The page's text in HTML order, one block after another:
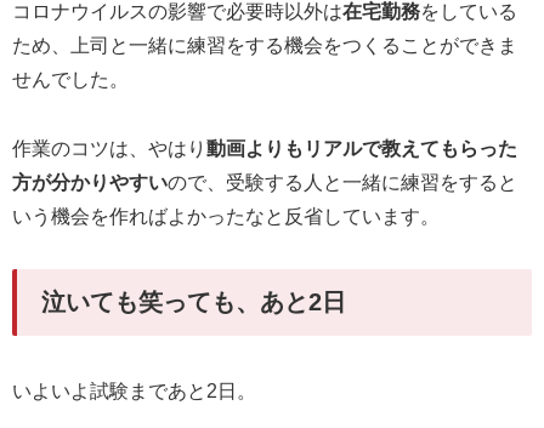
コロナウイルスの影響で必要時以外は在宅勤務をしている
ため、上司と一緒に練習をする機会をつくることができま
せんでした。
作業のコツは、やはり 動画よりもリアルで教えてもらった
方が分かりやすいので、受験する人と一緒に練習をすると
いう機会を作ればよかったなと反省しています。
泣いても笑っても、あと2日
いよいよ試験まであと2日。